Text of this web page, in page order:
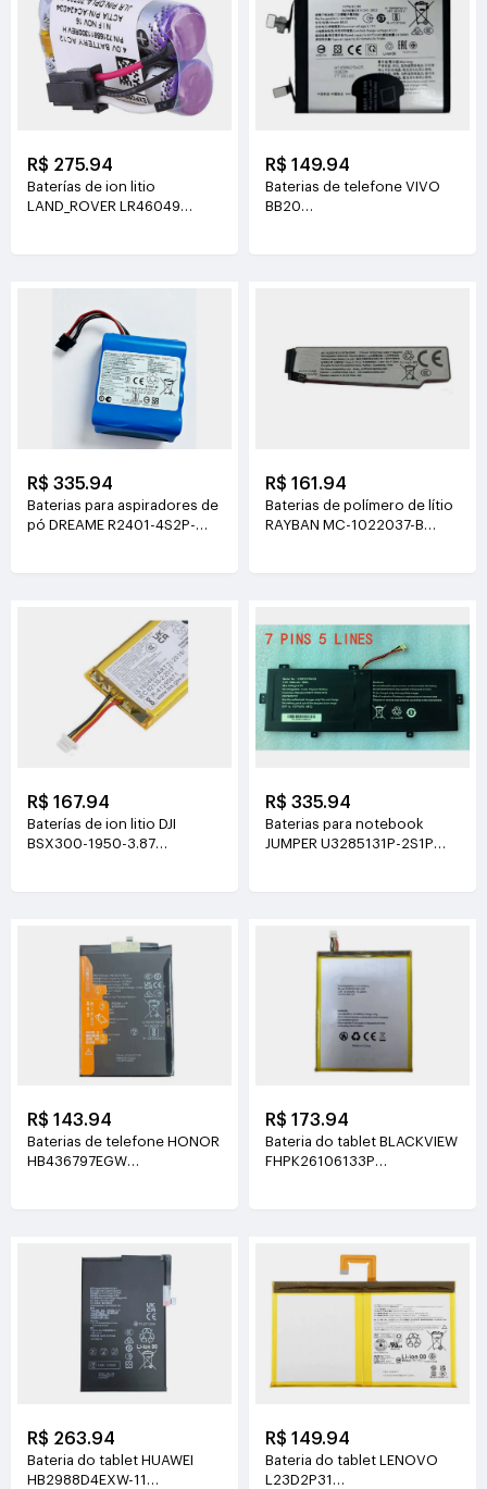
R$ 275.94
Baterías de ion litio
LAND_ROVER LR46049
R$ 149.94
Baterias de telefone VIVO
BB20
R$ 335.94
Baterias para aspiradores de
pó DREAME R2401-4S2P-
R$ 161.94
Baterias de polímero de lítio
RAYBAN MC-1022037-B
R$ 167.94
Baterías de ion litio DJI
BSX300-1950-3.87
R$ 335.94
Baterias para notebook
JUMPER U3285131P-2S1P
R$ 143.94
Baterias de telefone HONOR
HB436797EGW
R$ 173.94
Bateria do tablet BLACKVIEW
FHPK26106133P
R$ 263.94
Bateria do tablet HUAWEI
HB2988D4EXW-11
R$ 149.94
Bateria do tablet LENOVO
L23D2P31